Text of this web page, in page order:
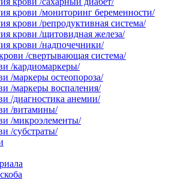
крови /мониторинг беременности/
крови /репродуктивная система/
крови /щитовидная железа/
крови /надпочечники/
/свертывающая система/
/кардиомаркеры/
/маркеры остеопороза/
/маркеры воспаления/
/диагностика анемии/
/витамины/
/микроэлементы/
/субстраты/